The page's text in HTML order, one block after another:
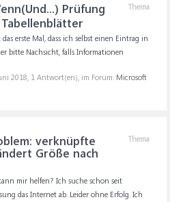
Thema
Prüfung
erste Mal, dass ich selbst einen Eintrag in
bitte Nachsicht, falls Informationen
2018, 1 Antwort(en), im Forum: Microsoft
Thema
verknüpfte
Größe nach
mir helfen? Ich suche schon seit
das Internet ab. Leider ohne Erfolg. Ich